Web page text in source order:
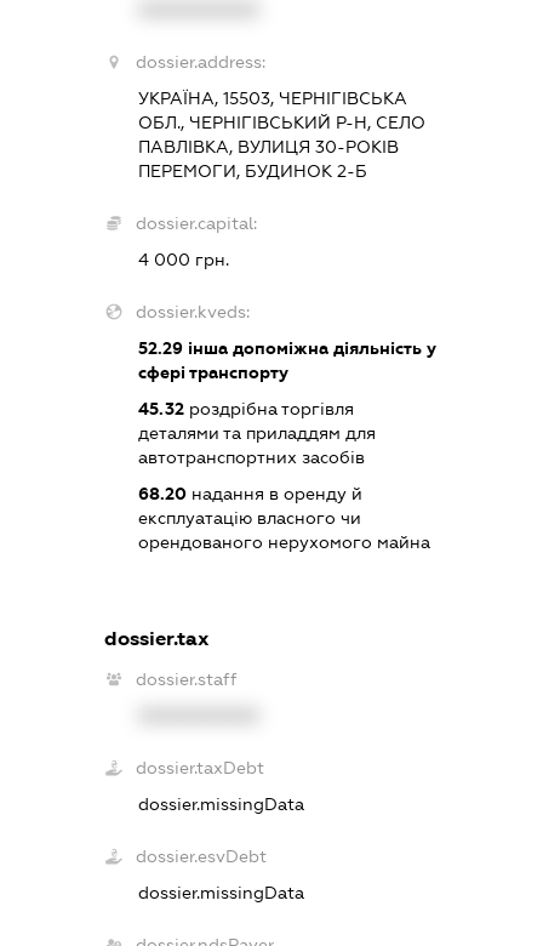
dossier.address:
УКРАЇНА, 15503, ЧЕРНІГІВСЬКА
ОБЛ., ЧЕРНІГІВСЬКИЙ Р-Н, СЕЛО
ПАВЛІВКА, ВУЛИЦЯ 30-РОКІВ
ПЕРЕМОГИ, БУДИНОК 2-Б
dossier.capital:
4 000 грн.
dossier.kveds:
52.29інша допоміжна діяльність у
сфері транспорту
45.32роздрібна торгівля
деталями та приладдям для
автотранспортних засобів
68.20надання в оренду й
експлуатацію власного чи
орендованого нерухомого майна
dossier.tax
dossier.staff
dossier.taxDebt
dossier.missingData
dossier.esvDebt
dossier.missingData